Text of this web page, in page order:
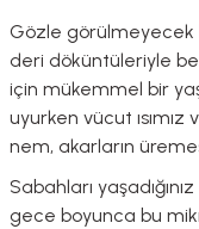
Gözle görülmeyecek
deri döküntüleriyle
için mükemmel bir
uyurken vücut ısımız
nem, akarların
Sabahları
gece boyunca bu